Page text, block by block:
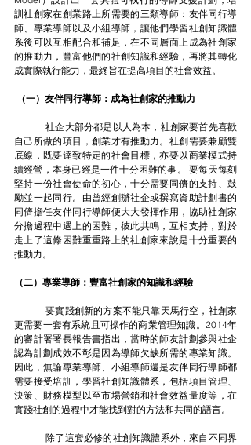
訓社創家在創業路上所需要的三類導師：友伴同行導
師、專業導師以及小組導師，讓他們學習社創知識體
系後可以互相配合和補足，在不同層面上成為社創家
的推動力，豐富他們的社創知識和經驗，再將其轉化
成實際執行能力，最終旨在提高項目的社會效益。
（一）友伴同行導師：成為社創家的推動力
	社企大部分都是以人為本，社創家要首先喜歡
自己所做的項目，創業才有推動力。社創需要兼顧雙
底線，既要達致特定的社會目標，亦要以商業模式持
續經營，本身已經是一件十分困難的事。 要每天每刻
堅持一份社會使命的初心，十分需要同儕的支持、鼓
勵並一起同行。由曾經創辦社企或撰寫資助計劃書的
同儕擔任友伴同行導師便大大發揮作用，協助社創家
分擔過程中遇上的困難，彼此共鳴，互相支持，對於
走上了這條困難重重路上的社創家來說是十分重要的
推動力。
（二）專業導師：豐富社創家的知識和經驗
	要實踐創新的方案不能只靠天馬行空，社創家
更需要一套有系統且可操作的商業管理知識。2014年
的審計署署長報告書指出，當時的師友計劃參與社企
認為計劃成效不彰是因為導師欠缺所需的專業知識。
因此，無論專業導師、小組導師還是友伴同行導師都
需要接受培訓，學習社創知識體系，包括項目管理、
決策、財務模型以至市場營銷和社會效益量度等，在
實踐社創的過程中才能找到對的方法和共同的語言。
	除了這套必修的社創知識體系外，來自不同界